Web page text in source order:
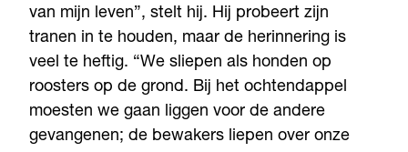
van mijn leven”, stelt hij. Hij probeert zijn
tranen in te houden, maar de herinnering is
veel te heftig. “We sliepen als honden op
roosters op de grond. Bij het ochtendappel
moesten we gaan liggen voor de andere
gevangenen; de bewakers liepen over onze